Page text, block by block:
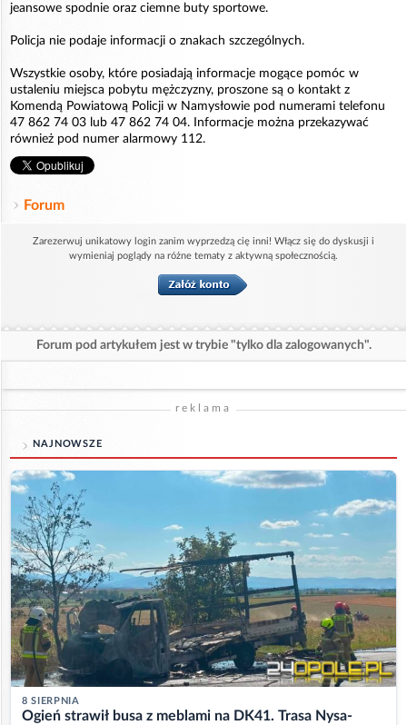
jeansowe spodnie oraz ciemne buty sportowe.
Policja nie podaje informacji o znakach szczególnych.
Wszystkie osoby, które posiadają informacje mogące pomóc w
ustaleniu miejsca pobytu mężczyzny, proszone są o kontakt z
Komendą Powiatową Policji w Namysłowie pod numerami telefonu
47 862 74 03 lub 47 862 74 04. Informacje można przekazywać
również pod numer alarmowy 112.
Forum
Zarezerwuj unikatowy login zanim wyprzedzą cię inni! Włącz się do dyskusji i
wymieniaj poglądy na różne tematy z aktywną społecznością.
Forum pod artykułem jest w trybie "tylko dla zalogowanych".
reklama
NAJNOWSZE
8 SIERPNIA
Ogień strawił busa z meblami na DK41. Trasa Nysa-